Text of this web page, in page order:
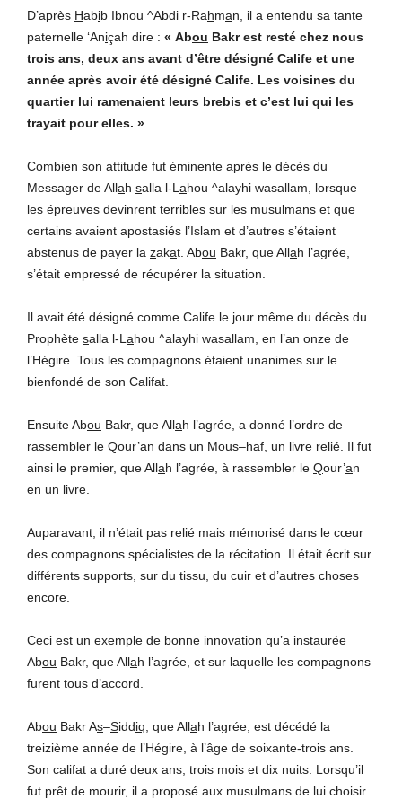
D’après Habib Ibnou ^Abdi r-Rahman, il a entendu sa tante
paternelle ‘Aniçah dire : « Abou Bakr est resté chez nous
trois ans, deux ans avant d’être désigné Calife et une
année après avoir été désigné Calife. Les voisines du
quartier lui ramenaient leurs brebis et c’est lui qui les
trayait pour elles. »
Combien son attitude fut éminente après le décès du
Messager de Allah salla l-L ahou ^alayhi wasallam, lorsque
les épreuves devinrent terribles sur les musulmans et que
certains avaient apostasiés l’Islam et d’autres s’étaient
abstenus de payer la zakat. Abou Bakr, que Allah l’agrée,
s’était empressé de récupérer la situation.
Il avait été désigné comme Calife le jour même du décès du
Prophète salla l-L ahou ^alayhi wasallam, en l’an onze de
l’Hégire. Tous les compagnons étaient unanimes sur le
bienfondé de son Califat.
Ensuite Abou Bakr, que Allah l’agrée, a donné l’ordre de
rassembler le Qour’an dans un Mous–haf, un livre relié. Il fut
ainsi le premier, que Allah l’agrée, à rassembler le Qour’an
en un livre.
Auparavant, il n’était pas relié mais mémorisé dans le cœur
des compagnons spécialistes de la récitation. Il était écrit sur
différents supports, sur du tissu, du cuir et d’autres choses
encore.
Ceci est un exemple de bonne innovation qu’a instaurée
Abou Bakr, que Allah l’agrée, et sur laquelle les compagnons
furent tous d’accord.
Abou Bakr As–Siddiq , que Allah l’agrée, est décédé la
treizième année de l’Hégire, à l’âge de soixante-trois ans.
Son califat a duré deux ans, trois mois et dix nuits. Lorsqu’il
fut prêt de mourir, il a proposé aux musulmans de lui choisir